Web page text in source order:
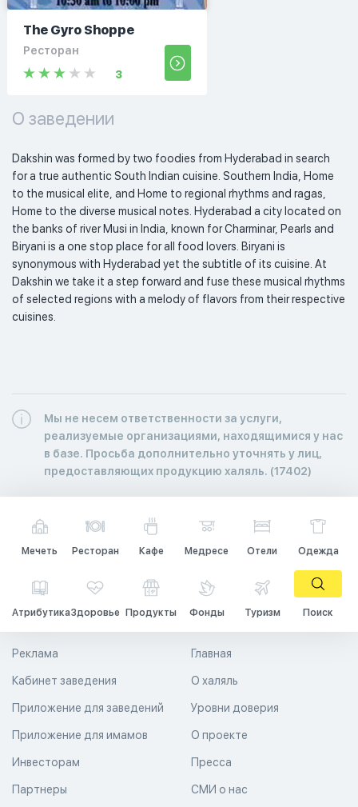
The Gyro Shoppe
Ресторан
3
О заведении
Dakshin was formed by two foodies from Hyderabad in search
for a true authentic South Indian cuisine. Southern India, Home
to the musical elite, and Home to regional rhythms and ragas,
Home to the diverse musical notes. Hyderabad a city located on
the banks of river Musi in India, known for Charminar, Pearls and
Biryani is a one stop place for all food lovers. Biryani is
synonymous with Hyderabad yet the subtitle of its cuisine. At
Dakshin we take it a step forward and fuse these musical rhythms
of selected regions with a melody of flavors from their respective
cuisines.
Мы не несем ответственности за услуги,
реализуемые организациями, находящимися у нас
в базе. Просьба дополнительно уточнять у лиц,
предоставляющих продукцию халяль. (17402)
Мечеть Ресторан Кафе Медресе Отели Одежда
АтрибутикаЗдоровье Продукты Фонды Туризм Поиск
Главная
О халяль
Уровни доверия
Реклама
Кабинет заведения
Приложение для заведений
Приложение для имамов О проекте
Пресса
СМИ о нас
Инвесторам
Партнеры